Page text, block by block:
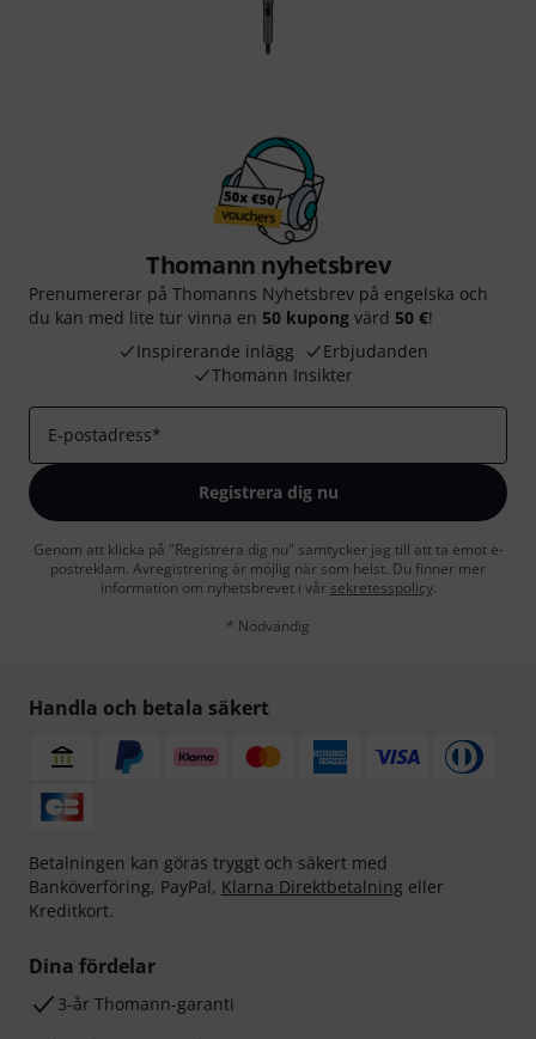
Thomann nyhetsbrev
Prenumererar på Thomanns Nyhetsbrev på engelska och
du kan med lite tur vinna en 50 kupong värd 50 €!
Inspirerande inlägg
Erbjudanden
Thomann Insikter
E-postadress*
Registrera dig nu
Genom att klicka på "Registrera dig nu" samtycker jag till att ta emot e-
postreklam. Avregistrering är möjlig när som helst. Du finner mer
information om nyhetsbrevet i vår sekretesspolicy.
* Nödvändig
Handla och betala säkert
Betalningen kan göras tryggt och säkert med
Banköverföring, PayPal, Klarna Direktbetalning eller
Kreditkort.
Dina fördelar
3-år Thomann-garanti